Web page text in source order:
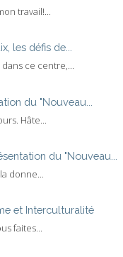
travail!...
les défis de...
ce centre,...
du "Nouveau...
Hâte...
du "Nouveau...
donne...
et Interculturalité
faites...